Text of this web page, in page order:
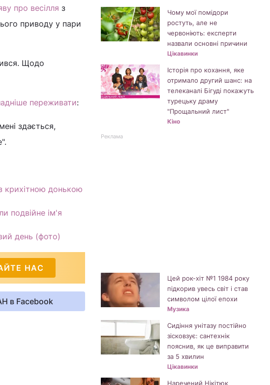
про весілля з
приводу у пари
Щодо
переживати:
здається,
крихітною донькою
подвійне ім'я
день (фото)
НАС
в Facebook
Чому мої помідори
ростуть, але не
червоніють: експерти
назвали основні причини
Цікавинки
Історія про кохання, яке
отримало другий шанс: на
телеканалі Бігуді покажуть
турецьку драму
"Прощальний лист"
Кіно
Реклама
Цей рок-хіт №1 1984 року
підкорив увесь світ і став
символом цілої епохи
Музика
Сидіння унітазу постійно
зісковзує: сантехнік
пояснив, як це виправити
за 5 хвилин
Цікавинки
Наречений Нікітюк